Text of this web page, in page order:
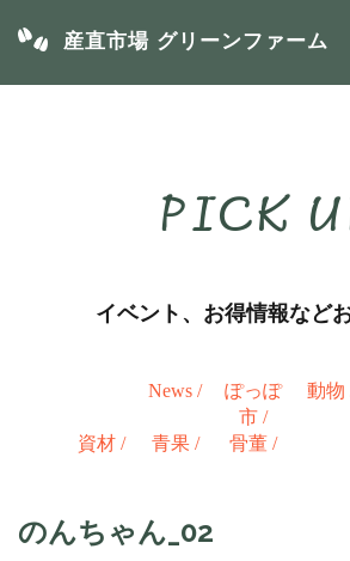
産直市場 グリーンファーム
PICK
イベント、お得情報など
News /
ぽっぽ
市 /
動物
資材 / 青果 / 骨董 /
のんちゃん_02